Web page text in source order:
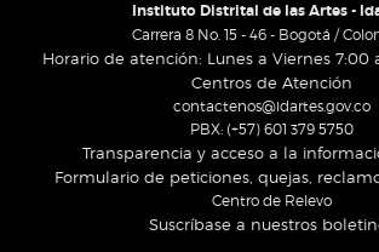
Instituto Distrital de las Artes -
Carrera 8 No. 15 - 46 - Bogotá /
Horario de atención: Lunes a Viernes 7:00
Centros de Atención
contactenos@idartes.gov.co
PBX: (+57) 601 379 5750
Transparencia y acceso a la
Formulario de peticiones, quejas,
Centro de Relevo
Suscríbase a nuestros